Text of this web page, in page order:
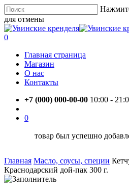
Skip
to
main
content
для отмены
Close
Search
account
0
Главная страница
Магазин
О нас
Контакты
+7 (000) 000-00-00 10:00 -
0
товар был успешно
Главная Масло, соусы, специи
Краснодарский дой-пак 300 г.